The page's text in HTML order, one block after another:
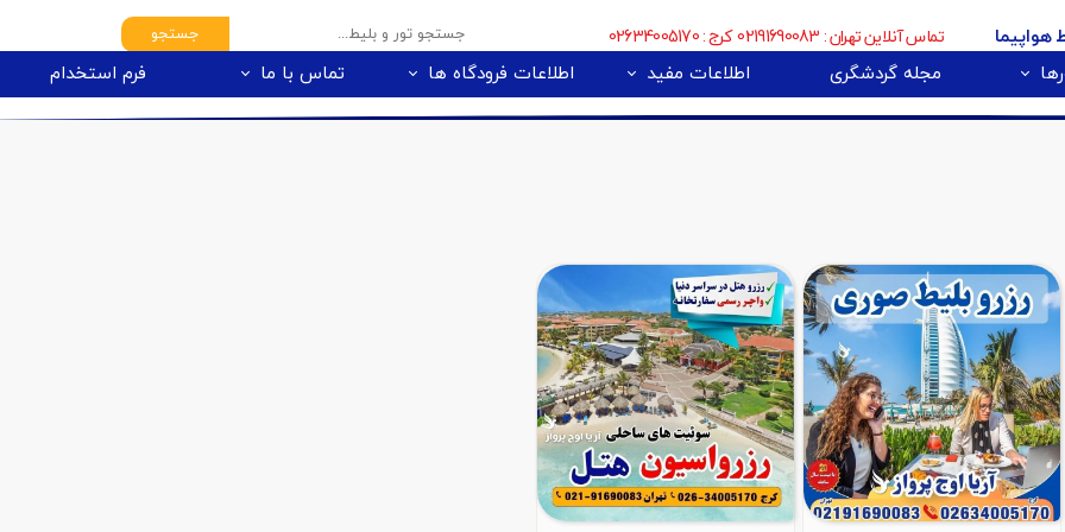
مجله گردشگری اطلاعات مفید اطلاعات فرودگاه ها تماس با ما فرم استخدام
جستجو هواپیما تماس آنلاین تهران : 02191690083 کرج : 02634005170